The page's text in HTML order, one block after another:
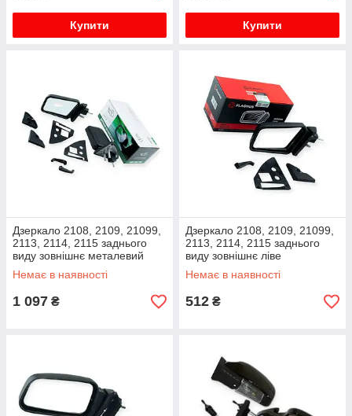
Купити Купити
Дзеркало 2108, 2109, 21099,
2113, 2114, 2115 заднього
виду зовнішнє металевий
кронштейн (к-кт 2 шт) Pegas
Немає в наявності
1 097 ₴
Дзеркало 2108, 2109, 21099,
2113, 2114, 2115 заднього
виду зовнішнє ліве
металевий кронштейн
Flagmus
Немає в наявності
512 ₴